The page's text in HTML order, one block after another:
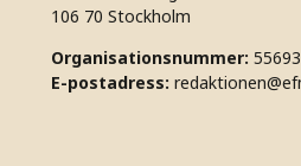
106 70 Stockholm
Organisationsnummer:
E-postadress: